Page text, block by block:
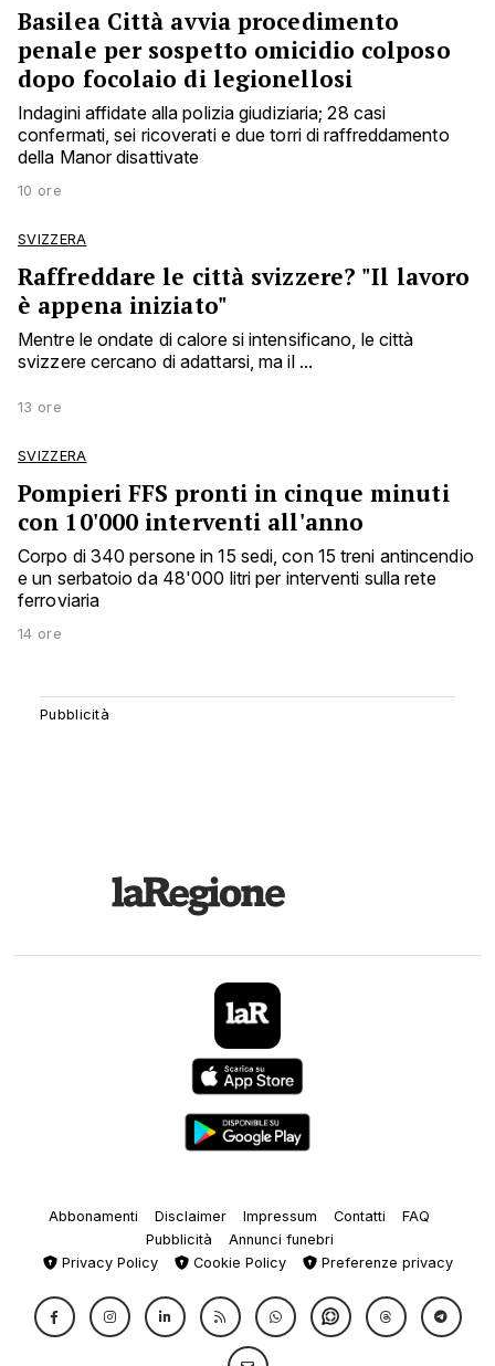
Basilea Città avvia procedimento
penale per sospetto omicidio colposo
dopo focolaio di legionellosi
Indagini affidate alla polizia giudiziaria; 28 casi
confermati, sei ricoverati e due torri di raffreddamento
della Manor disattivate
10 ore
SVIZZERA
Raffreddare le città svizzere? "Il lavoro
è appena iniziato"
Mentre le ondate di calore si intensificano, le città
svizzere cercano di adattarsi, ma il ...
13 ore
SVIZZERA
Pompieri FFS pronti in cinque minuti
con 10'000 interventi all'anno
Corpo di 340 persone in 15 sedi, con 15 treni antincendio
e un serbatoio da 48'000 litri per interventi sulla rete
ferroviaria
14 ore
Abbonamenti Disclaimer Impressum Contatti
FAQ
Pubblicità
Annunci funebri
Privacy Policy
Cookie Policy Preferenze privacy